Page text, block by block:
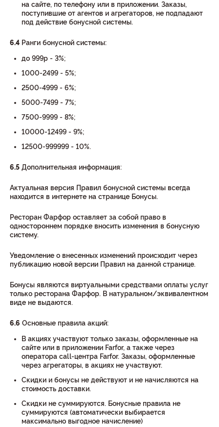
на сайте, по телефону или в приложении. Заказы,
поступившие от агентов и агрегаторов, не подпадают
под действие бонусной системы.
6.4 Ранги бонусной системы:
до 999р - 3%;
1000-2499 - 5%;
2500-4999 - 6%;
5000-7499 - 7%;
7500-9999 - 8%;
10000-12499 - 9%;
12500-999999 - 10%.
6.5 Дополнительная информация:
Актуальная версия Правил бонусной системы всегда
находится в интернете на странице Бонусы.
Ресторан Фарфор оставляет за собой право в
одностороннем порядке вносить изменения в бонусную
систему.
Уведомление о внесенных изменений происходит через
публикацию новой версии Правил на данной странице.
Бонусы являются виртуальными средствами оплаты услуг
только ресторана Фарфор. В натуральном/эквивалентном
виде не выдаются.
6.6 Основные правила акций:
В акциях участвуют только заказы, оформленные на
сайте или в приложении Farfor, а также через
оператора call-центра Farfor. Заказы, оформленные
через агрегаторы, в акциях не участвуют.
Скидки и бонусы не действуют и не начисляются на
стоимость доставки.
Скидки не суммируются. Бонусные правила не
суммируются (автоматически выбирается
максимально выгодное начисление)